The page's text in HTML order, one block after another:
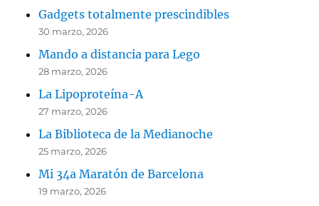
Gadgets totalmente prescindibles
30 marzo, 2026
Mando a distancia para Lego
28 marzo, 2026
La Lipoproteína-A
27 marzo, 2026
La Biblioteca de la Medianoche
25 marzo, 2026
Mi 34a Maratón de Barcelona
19 marzo, 2026